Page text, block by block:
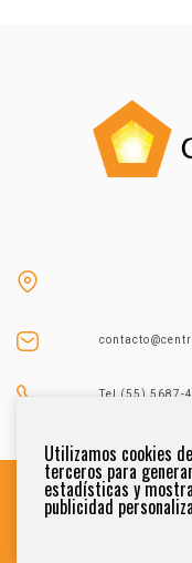
Tel (55) 5687-
Utilizamos cookies de
terceros para generar
estadísticas y
publicidad